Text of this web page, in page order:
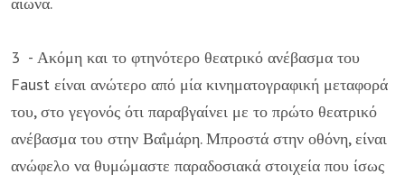
3 - Ακόμη και το φτηνότερο θεατρικό ανέβασμα του
Faust είναι ανώτερο από μία κινηματογραφική μεταφορά
του, στο γεγονός ότι παραβγαίνει με το πρώτο θεατρικό
ανέβασμα του στην Βαΐμάρη. Μπροστά στην οθόνη, είναι
ανώφελο να θυμώμαστε παραδοσιακά στοιχεία που ίσως